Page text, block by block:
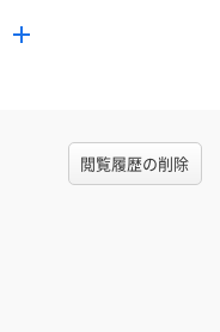
閲覧履歴の削除